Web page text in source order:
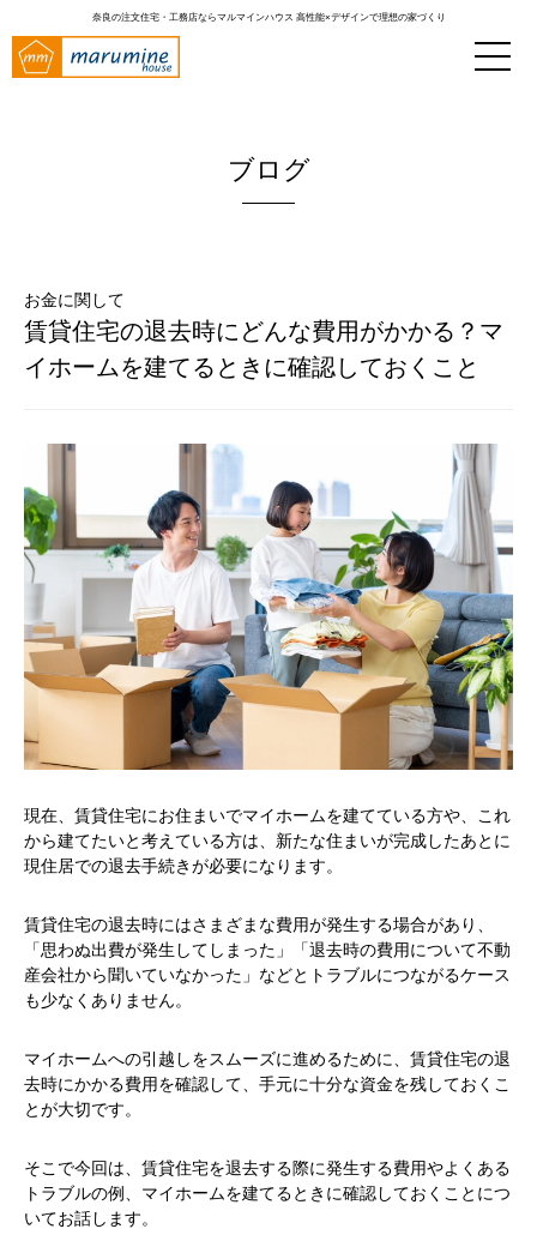
奈良の注文住宅・工務店ならマルマインハウス 高性能×デザインで理想の家づくり
ブログ
お金に関して
賃貸住宅の退去時にどんな費用がかかる？マ
イホームを建てるときに確認しておくこと
現在、賃貸住宅にお住まいでマイホームを建てている方や、これ
から建てたいと考えている方は、新たな住まいが完成したあとに
現住居での退去手続きが必要になります。
賃貸住宅の退去時にはさまざまな費用が発生する場合があり、
「思わぬ出費が発生してしまった」「退去時の費用について不動
産会社から聞いていなかった」などとトラブルにつながるケース
も少なくありません。
マイホームへの引越しをスムーズに進めるために、賃貸住宅の退
去時にかかる費用を確認して、手元に十分な資金を残しておくこ
とが大切です。
そこで今回は、賃貸住宅を退去する際に発生する費用やよくある
トラブルの例、マイホームを建てるときに確認しておくことにつ
いてお話します。